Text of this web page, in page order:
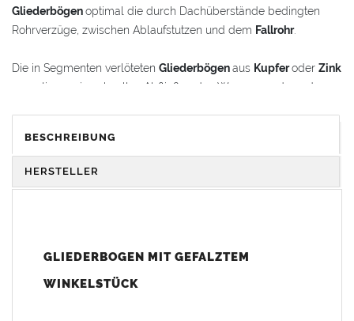
Gliederbögenoptimal die durch Dachüberstände bedingten
Rohrverzüge, zwischen Ablaufstutzen und dem Fallrohr.
Die in Segmenten verlöteten Gliederbögenaus Kupferoder Zink
garantieren ein schnelles Abfließen des Wassers und werden
Gliederbogenwird mit einem gefalztem Standard-
Winkelstück geliefert. Auf Wunsch kann das Winkelstück auch
BESCHREIBUNG
HERSTELLER
GLIEDERBOGEN MIT GEFALZTEM
WINKELSTÜCK